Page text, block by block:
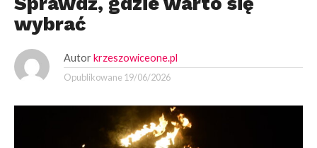
wybrać
Autor krzeszowiceone.pl
Opublikowane 19/06/2026